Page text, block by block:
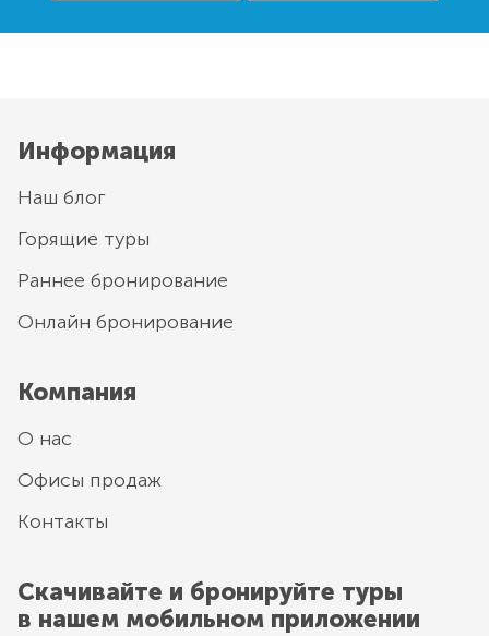
Информация
Наш блог
Горящие туры
Раннее бронирование
Онлайн бронирование
Компания
О нас
Офисы продаж
Контакты
Скачивайте и бронируйте туры
в нашем мобильном приложении